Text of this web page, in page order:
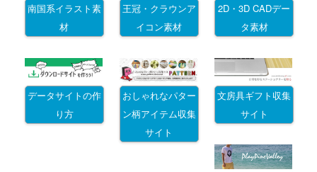
南国系イラスト素
材
王冠・クラウンア
イコン素材
2D・3D CADデー
タ素材
データサイトの作
り方
おしゃれなパター
ン柄アイテム収集
サイト
文房具ギフト収集
サイト